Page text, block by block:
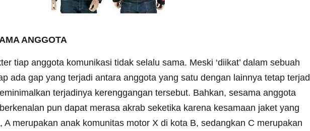
ANGGOTA
tiap anggota komunikasi tidak selalu sama. Meski ‘diikat’ dalam sebuah
ada gap yang terjadi antara anggota yang satu dengan lainnya tetap
terjadinya kerenggangan tersebut. Bahkan, sesama anggota
pun dapat merasa akrab seketika karena kesamaan jaket yang
A merupakan anak komunitas motor X di kota B, sedangkan C merupakan